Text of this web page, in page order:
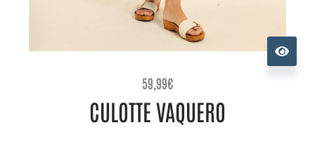
59,99€
CULOTTE VAQUERO